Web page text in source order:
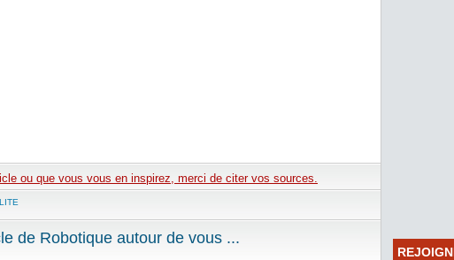
ou que vous vous en inspirez, merci de citer vos sources.
de Robotique autour de vous ...